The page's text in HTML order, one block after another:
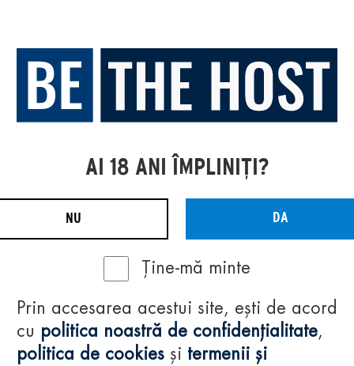
AI 18 ANI ÎMPLINIȚI?
NU DA
Ține-mă minte
Prin accesarea acestui site, ești de acord
cu politica noastră de confidențialitate,
politica de cookies și termenii și